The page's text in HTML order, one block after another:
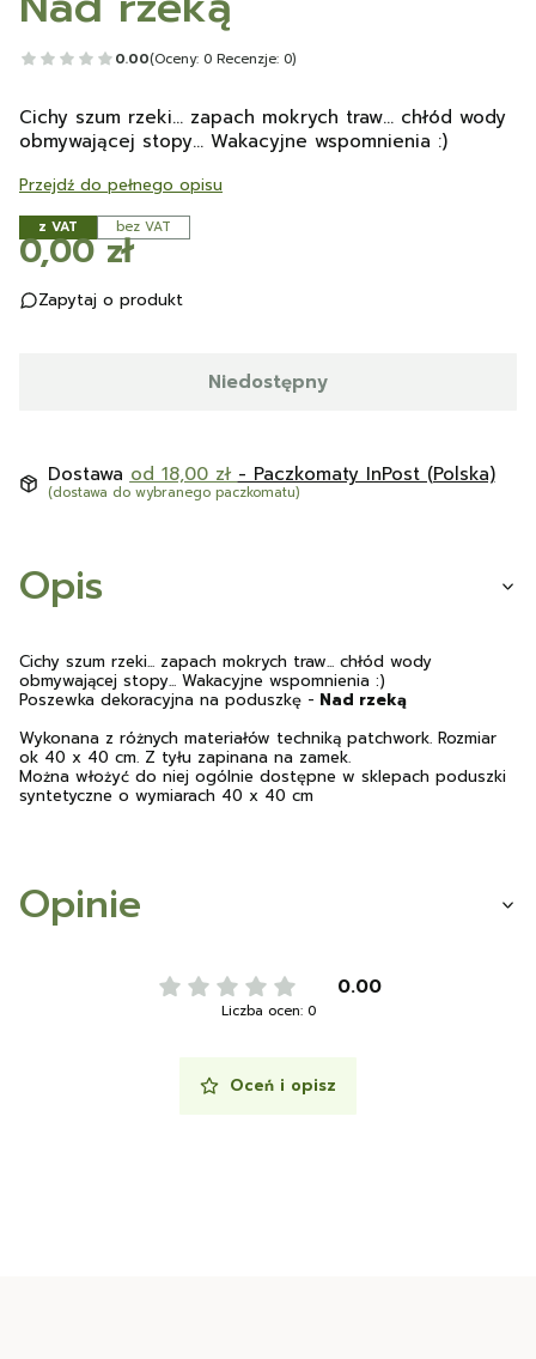
0.00(Oceny: 0 Recenzje: 0)
Cichy szum rzeki... zapach mokrych traw... chłód wody
obmywającej stopy... Wakacyjne wspomnienia :)
Przejdź do pełnego opisu
z VAT bez VAT
Cena
0,00 zł
Zapytaj o produkt
Niedostępny
Dostawa od 18,00 zł - Paczkomaty InPost (Polska)
(dostawa do wybranego paczkomatu)
Opis
Cichy szum rzeki... zapach mokrych traw... chłód wody
obmywającej stopy... Wakacyjne wspomnienia :)
Poszewka dekoracyjna na poduszkę - Nad rzeką
Wykonana z różnych materiałów techniką patchwork. Rozmiar
ok 40 x 40 cm. Z tyłu zapinana na zamek.
Można włożyć do niej ogólnie dostępne w sklepach poduszki
syntetyczne o wymiarach 40 x 40 cm
Opinie
0.00
Liczba ocen: 0
Oceń i opisz